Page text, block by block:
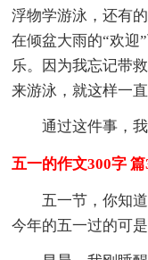
浮物学游泳，还有
在倾盆大雨的“欢迎
乐。因为我忘记带
来游泳，就这样一
通过这件事，
五一的作文300字 篇
五一节，你知
今年的五一过的可是